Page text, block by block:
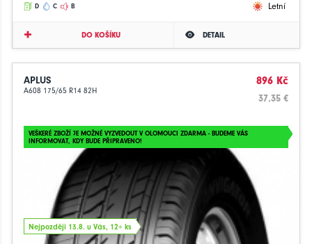
D C B Letní
DO KOŠÍKU DETAIL
APLUS
A608 175/65 R14 82H
896 Kč
37.35 €
VEŠKERÉ ZBOŽÍ JE MOŽNÉ VYZVEDOUT V OLOMOUCI ZDARMA - BUDEME VÁS
INFORMOVAT, KDY BUDE PŘIPRAVENO!
Nejpozději 13.8. u Vás, 12+ ks